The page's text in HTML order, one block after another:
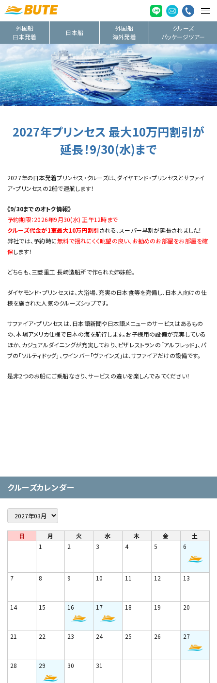
外国船
日本発着
日本船
外国船
海外発着
クルーズ
パッケージツアー
2027年プリンセス 最大10万円割引が
延長！9/30(水)まで
2027年の日本発着プリンセス・クルーズは、ダイヤモンド・プリンセスとサファイ
ア・プリンセスの2船で運航します！
《9/30までのオトク情報》
予約期限：2026年9月30(水) 正午12時まで
クルーズ代金が1室最大10万円割引される、スーパー早割が延長されました！
弊社では、予約時に無料で揺れにくく眺望の良い、お勧めのお部屋をお部屋を確
保します！
どちらも、三菱重工 長崎造船所で作られた姉妹船。
ダイヤモンド・プリンセスは、大浴場、充実の日本食等を完備し、日本人向けの仕
様を施された人気のクルーズシップです。
サファイア・プリンセスは、日本語新聞や日本語メニューのサービスはあるもの
の、本場アメリカ仕様で日本の海を航行します。お子様用の設備が充実している
ほか、カジュアルダイニングが充実しており、ピザレストランの「アルフレッド」、パ
ブの「ソルティドッグ」、ワインバー「ヴァインズ」は、サファイアだけの設備です。
是非2つのお船にご乗船なさり、サービスの違いを楽しんでみてください！
クルーズカレンダー
日 月 火 水 木 金
土
1
2 3 4 5 6
7 8 9 10 11 12 13
14 15 16 17 18 19 20
21 22 23 24 25 26 27
28 29 30 31